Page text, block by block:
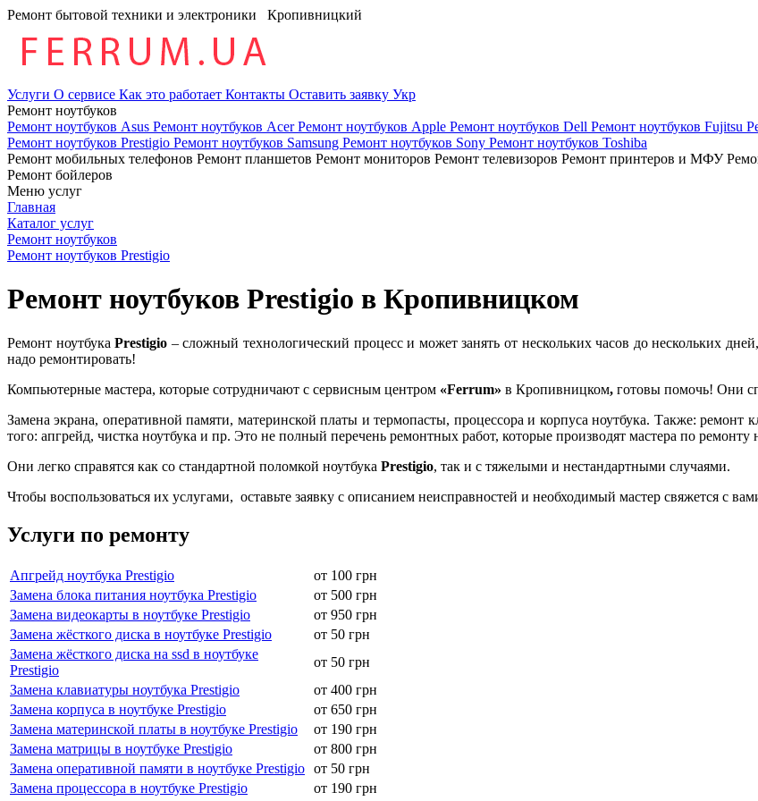
Ремонт бытовой техники и электроники Кропивницкий
Услуги О сервисе Как это работает Контакты Оставить заявку Укр
Ремонт ноутбуков
Ремонт ноутбуков Asus Ремонт ноутбуков AcerРемонт ноутбуков Apple Ремонт ноутбуков Dell Ремонт ноутбуков Fujitsu
Ремонт ноутбуков Prestigio Ремонт ноутбуков Samsung Ремонт ноутбуков Sony Ремонт ноутбуков Toshiba
Ремонт мобильных телефонов Ремонт планшетов Ремонт мониторов Ремонт телевизоров Ремонт принтеров и МФУ
Ремонт бойлеров
Меню услуг
Главная
Каталог услуг
Ремонт ноутбуков
Ремонт ноутбуков Prestigio
Ремонт ноутбуков Prestigio в Кропивницком
Ремонт ноутбукаPrestigio – сложный технологический процесс и может занять от нескольких часов до нескольких
надо ремонтировать!
Компьютерные мастера, которые сотрудничают с сервисным центром «Ferrum» в Кропивницком, готовы помочь! Они
Замена экрана, оперативной памяти, материнской платы и термопасты, процессора и корпуса ноутбука. Также: ремонт
того: апгрейд, чистка ноутбука и пр. Это не полный перечень ремонтных работ, которые производят мастера по
Они легко справятся как со стандартной поломкой ноутбука Prestigio, так и с тяжелыми и нестандартными случаями.
Чтобы воспользоваться их услугами, оставьте заявку с описанием неисправностей и необходимый мастер свяжется с
Услуги по ремонту
Апгрейд ноутбука Prestigio
от 100 грн
Замена блока питания ноутбука Prestigio
от 500 грн
Замена видеокарты в ноутбуке Prestigio
от 950 грн
Замена жёсткого диска в ноутбуке Prestigio
от 50 грн
Замена жёсткого диска на ssd в ноутбуке
Prestigio
от 50 грн
Замена клавиатуры ноутбука Prestigio
от 400 грн
Замена корпуса в ноутбуке Prestigio
от 650 грн
Замена материнской платы в ноутбуке Prestigio
от 190 грн
Замена матрицы в ноутбуке Prestigio
от 800 грн
Замена оперативной памяти в ноутбуке Prestigio от 50 грн
Замена процессора в ноутбуке Prestigio
от 190 грн